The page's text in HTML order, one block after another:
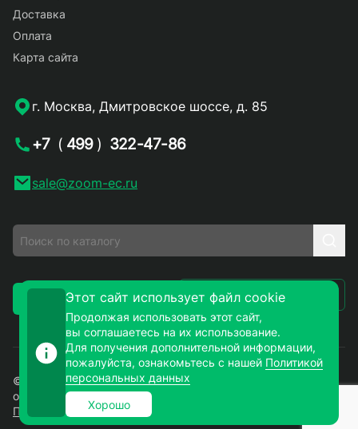
Доставка
Оплата
Карта сайта
г. Москва, Дмитровское шоссе, д. 85
+7 ( 499 ) 322-47-86
sale@zoom-ec.ru
Заказать звонок Написать письмо
© 2026. ЗУМ-СМД – продажа электронных компонентов
оптом и в розницу. Все права защищены.
Политика конфиденциальности
Этот сайт использует файл cookie
Продолжая использовать этот сайт,
вы соглашаетесь на их использование.
Для получения дополнительной информации,
пожалуйста, ознакомьтесь с нашей Политикой
персональных данных
Хорошо